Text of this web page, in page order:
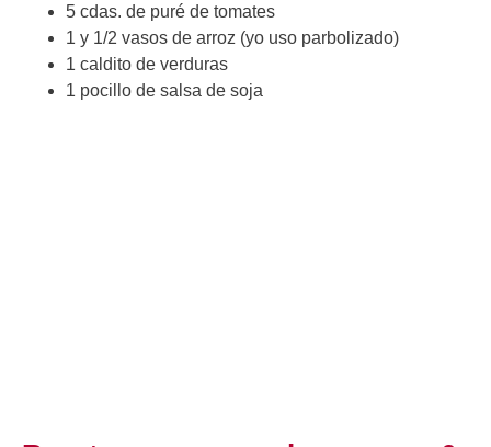
5 cdas. de puré de tomates
1 y 1/2 vasos de arroz (yo uso parbolizado)
1 caldito de verduras
1 pocillo de salsa de soja